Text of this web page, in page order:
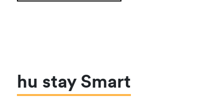
hu stay Smart